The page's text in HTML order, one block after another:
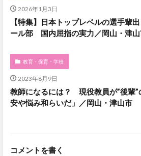
2026年1月3日
【特集】日本トップレベルの選手輩
ール部 国内屈指の実力／岡山・津
教育・保育・学校
2023年8月9日
教師になるには？ 現役教員が”後輩
安や悩み和らいだ」／岡山・津山市
コメントを書く